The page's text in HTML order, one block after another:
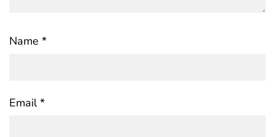
Name *
Email*